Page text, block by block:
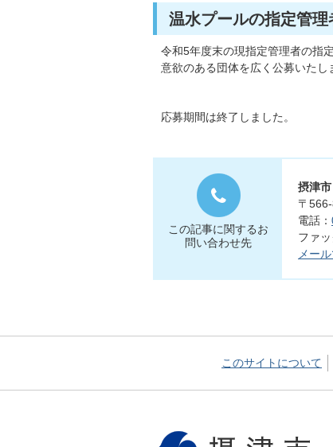
温水プールの指定管
令和5年度末の現指定管理者の指
意欲のある団体を広く公募いたし
応募期間は終了しました。
この記事に関するお
問い合わせ先
摂津
〒
電話：
ファ
メー
このサイトについて